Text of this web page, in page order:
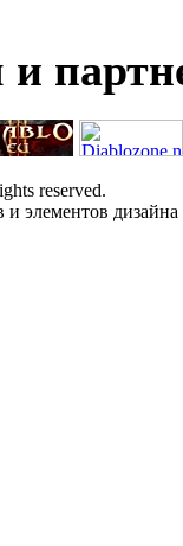
и
reserved.
элементов